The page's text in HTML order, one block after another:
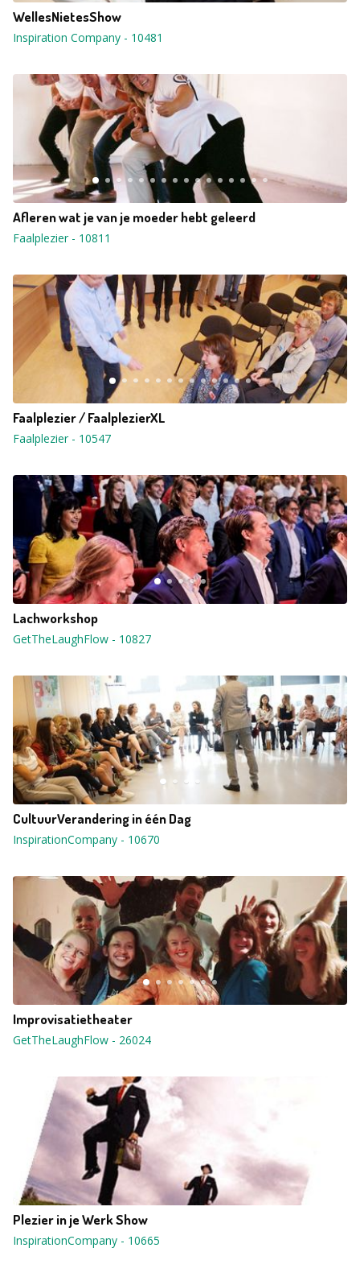
WellesNietesShow
Inspiration Company - 10481
Afleren wat je van je moeder hebt geleerd
Faalplezier- 10811
Faalplezier / FaalplezierXL
Faalplezier- 10547
Lachworkshop
GetTheLaughFlow - 10827
CultuurVerandering in één Dag
InspirationCompany - 10670
Improvisatietheater
GetTheLaughFlow - 26024
Plezier in je Werk Show
InspirationCompany - 10665